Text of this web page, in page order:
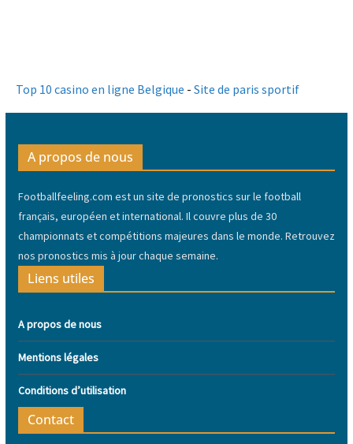
Top 10 casino en ligne Belgique - Site de paris sportif
A propos de nous
Footballfeeling.com est un site de pronostics sur le football
français, européen et international. Il couvre plus de 30
championnats et compétitions majeures dans le monde. Retrouvez
nos pronostics mis à jour chaque semaine.
Liens utiles
A propos de nous
Mentions légales
Conditions d’utilisation
Contact